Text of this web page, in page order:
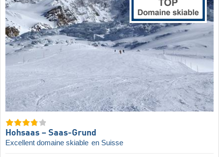
Hohsaas – Saas-Grund
Excellent domaine skiable en Suisse